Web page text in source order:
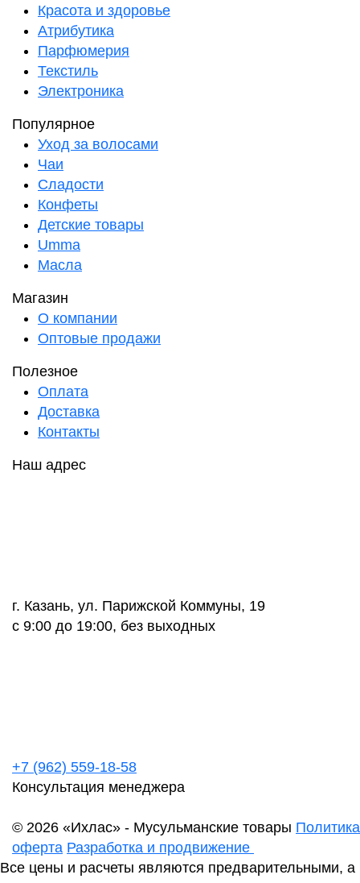
Красота и здоровье
Атрибутика
Парфюмерия
Текстиль
Электроника
Популярное
Уход за волосами
Чаи
Сладости
Конфеты
Детские товары
Umma
Масла
Магазин
О компании
Оптовые продажи
Полезное
Оплата
Доставка
Контакты
Наш адрес
г. Казань, ул. Парижской Коммуны, 19
с 9:00 до 19:00, без выходных
+7 (962) 559-18-58
Консультация менеджера
© 2026 «Ихлас» - Мусульманские товары
оферта Разработка и продвижение
Все цены и расчеты являются предварительными, а